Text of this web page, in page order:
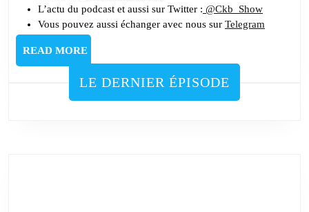
L’actu du podcast et aussi sur Twitter : @Ckb_Show
Vous pouvez aussi échanger avec nous sur Telegram
READ MOREREAD
MORE
LE DERNIER ÉPISODE